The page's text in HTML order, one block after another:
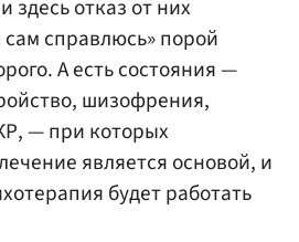
отказ от них
справлюсь» порой
А есть состояния —
шизофрения,
— при которых
является основой, и
будет работать